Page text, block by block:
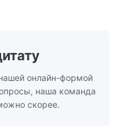
онлайн-формой
наша команда
скорее.